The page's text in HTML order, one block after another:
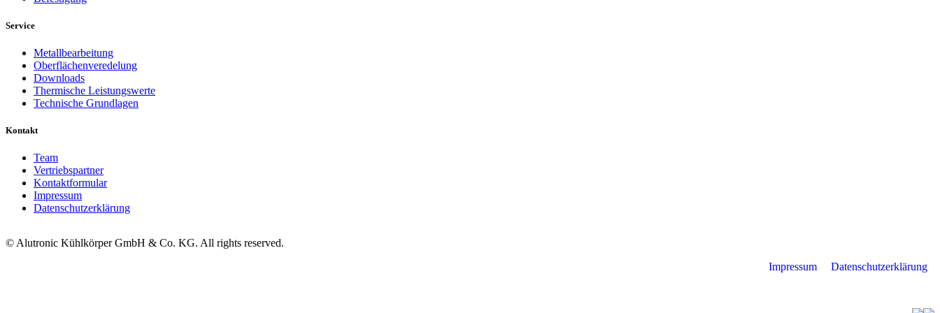
Service
Metallbearbeitung
Oberflächenveredelung
Downloads
Thermische Leistungswerte
Technische Grundlagen
Kontakt
Team
Vertriebspartner
Kontaktformular
Impressum
Datenschutzerklärung
© Alutronic Kühlkörper GmbH & Co. KG. All rights reserved.
Impressum
Datenschutzerklärung